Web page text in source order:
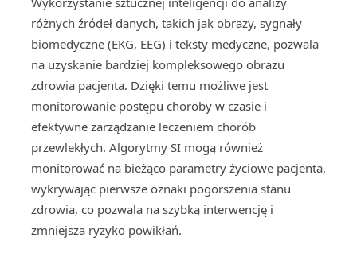
różnych źródeł danych, takich jak obrazy, sygnały
biomedyczne (EKG, EEG) i teksty medyczne, pozwala
na uzyskanie bardziej kompleksowego obrazu
zdrowia pacjenta. Dzięki temu możliwe jest
monitorowanie postępu choroby w czasie i
efektywne zarządzanie leczeniem chorób
przewlekłych. Algorytmy SI mogą również
monitorować na bieżąco parametry życiowe pacjenta,
wykrywając pierwsze oznaki pogorszenia stanu
zdrowia, co pozwala na szybką interwencję i
zmniejsza ryzyko powikłań.